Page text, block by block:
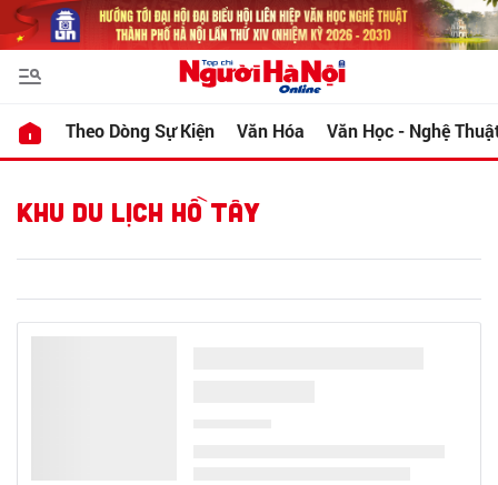
Theo Dòng Sự Kiện Văn Hóa Văn Học - Nghệ
KHU DU LỊCH HỒ TÂY